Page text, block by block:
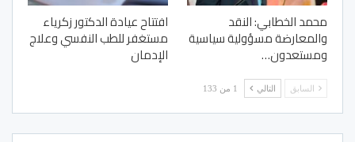
محمد الخطابي: النقد
والمعارضة مسؤولية سياسية
ومستعدون…
افتتاح عيادة الدكتور زكرياء
مستغفر للطب النفسي وعلاج
الإدمان
السابق التالي 1 من 133